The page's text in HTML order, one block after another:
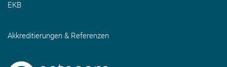
EKB
Akkreditierungen & Referenzen